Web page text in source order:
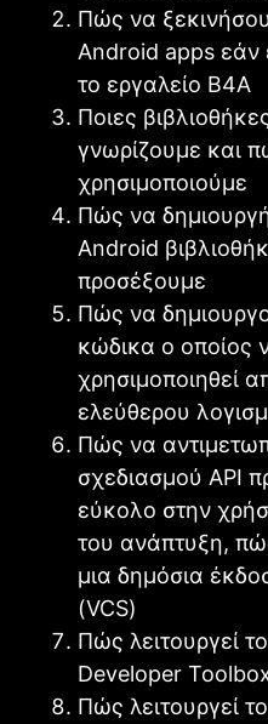
Πώς να
Android apps εάν
το εργαλείο B4A
Ποιες
γνωρίζουμε και
χρησιμοποιούμε
Πώς να
Android
προσέξουμε
Πώς να
κώδικα ο οποίος
χρησιμοποιηθεί
ελεύθερου
Πώς να
σχεδιασμού API
εύκολο στην
του ανάπτυξη,
μια δημόσια
(VCS)
Πώς λειτουργεί
Developer
Πώς λειτουργεί